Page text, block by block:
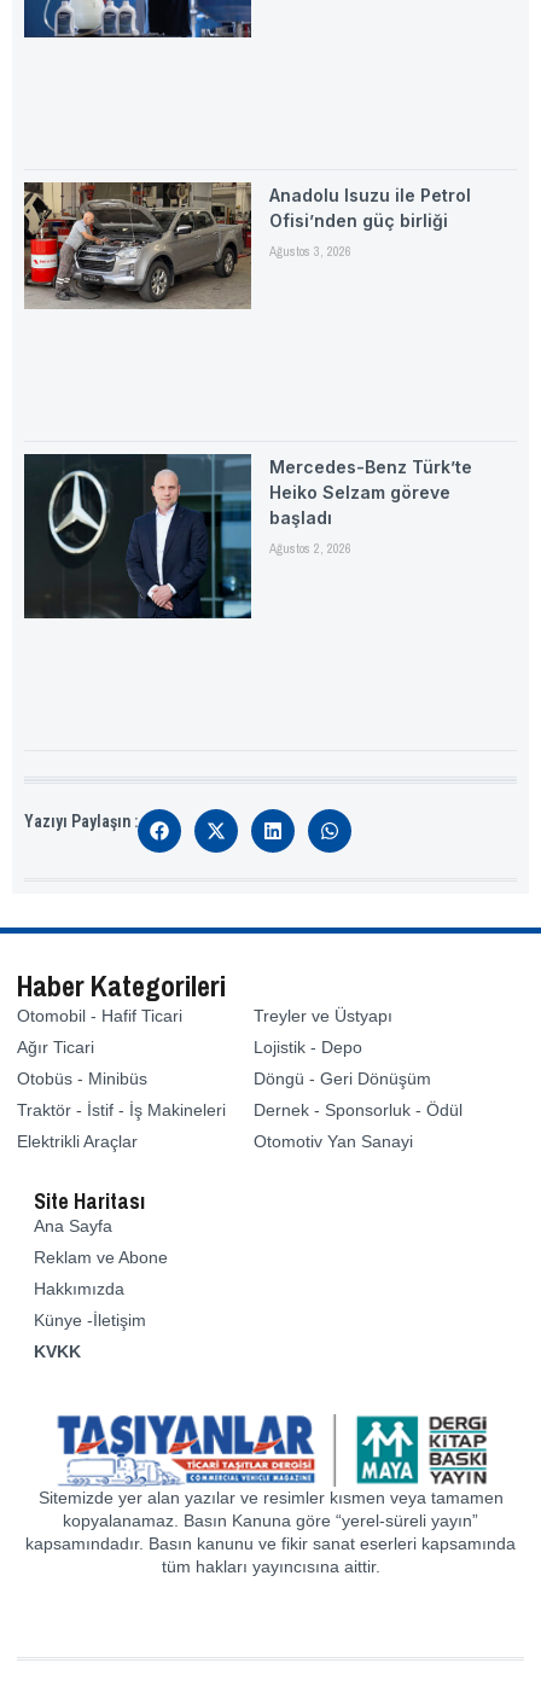
Anadolu Isuzu ile Petrol
Ofisi’nden güç birliği
Ağustos 3, 2026
Mercedes-Benz Türk’te
Heiko Selzam göreve
başladı
Ağustos 2, 2026
Yazıyı Paylaşın :
Haber Kategorileri
Otomobil - Hafif Ticari
Ağır Ticari
Otobüs - Minibüs
Traktör - İstif - İş Makineleri
Elektrikli Araçlar
Treyler ve Üstyapı
Lojistik - Depo
Döngü - Geri Dönüşüm
Dernek - Sponsorluk - Ödül
Otomotiv Yan Sanayi
Site Haritası
Ana Sayfa
Reklam ve Abone
Hakkımızda
Künye -İletişim
KVKK
Sitemizde yer alan yazılar ve resimler kısmen veya tamamen
kopyalanamaz. Basın Kanuna göre “yerel-süreli yayın”
kapsamındadır. Basın kanunu ve fikir sanat eserleri kapsamında
tüm hakları yayıncısına aittir.